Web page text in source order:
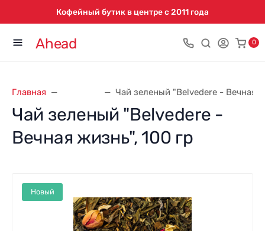
Кофейный бутик в центре с 2011 года
Ahead 0
Главная ​Чай зеленый "Belvedere - Вечная
​Чай зеленый "Belvedere -
Вечная жизнь", 100 гр
Новый